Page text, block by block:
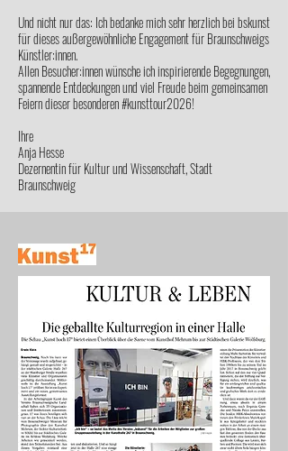
Und nicht nur das: Ich bedanke mich sehr herzlich bei bskunst
für dieses außergewöhnliche Engagement für Braunschweigs
Künstler:innen.
Allen Besucher:innen wünsche ich inspirierende Begegnungen,
spannende Entdeckungen und viel Freude beim gemeinsamen
Feiern dieser besonderen #kunsttour2026!
Ihre
Anja Hesse
Dezernentin für Kultur und Wissenschaft, Stadt
Braunschweig